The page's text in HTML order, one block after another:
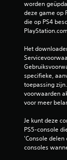
worden
deze game op
die op PS4
Het
specifieke,
toepassing
voorwaarden
voor meer
Je kunt deze
PS5-console
'Console
consoles